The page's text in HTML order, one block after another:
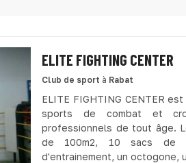
ELITE FIGHTING CENTER
Club de sport à Rabat
ELITE FIGHTING CENTER
sports de combat et
professionnels de tout âge.
de 100m2, 10 sacs de
d'entrainement, un octogone,